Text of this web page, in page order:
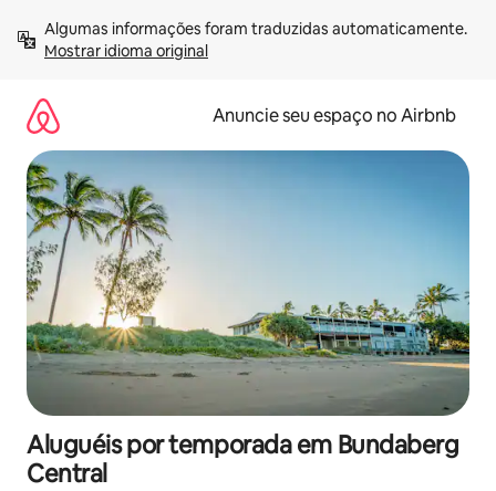
para
Mostrar idioma original
Anuncie seu espaço no Airbnb
Aluguéis por temporada em Bundaberg
Central